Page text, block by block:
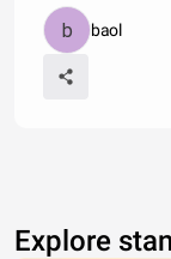
baol
Explore